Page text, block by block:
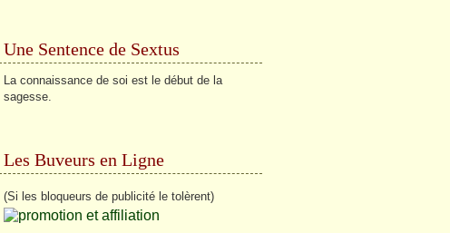
Une Sentence de Sextus
La connaissance de soi est le début de la
sagesse.
Les Buveurs en Ligne
(Si les bloqueurs de publicité le tolèrent)